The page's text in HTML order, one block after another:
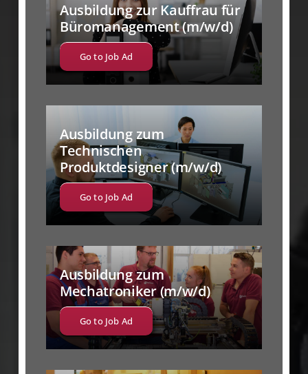
Ausbildung zur Kauffrau für
Büromanagement (m/w/d)
Go to Job Ad
Ausbildung zum
Technischen
Produktdesigner (m/w/d)
Go to Job Ad
Ausbildung zum
Mechatroniker (m/w/d)
Go to Job Ad